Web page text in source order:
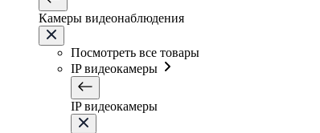
Камеры видеонаблюдения
Посмотреть все товары
IP видеокамеры
IP видеокамеры